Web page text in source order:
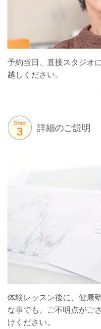
予約当日、直接スタジオ
越しください。
詳細のご説明
体験レッスン後に、健康
な事でも、ご不明点がご
けください。